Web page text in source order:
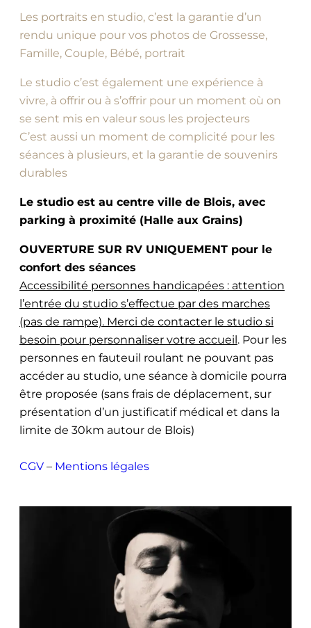
Les portraits en studio, c’est la garantie d’un
rendu unique pour vos photos de Grossesse,
Famille, Couple, Bébé, portrait
Le studio c’est également une expérience à
vivre, à offrir ou à s’offrir pour un moment où on
se sent mis en valeur sous les projecteurs
C’est aussi un moment de complicité pour les
séances à plusieurs, et la garantie de souvenirs
durables
Le studio est au centre ville de Blois, avec
parking à proximité (Halle aux Grains)
OUVERTURE SUR RV UNIQUEMENT pour le
confort des séances
Accessibilité personnes handicapées : attention
l’entrée du studio s’effectue par des marches
(pas de rampe). Merci de contacter le studio si
besoin pour personnaliser votre accueil. Pour les
personnes en fauteuil roulant ne pouvant pas
accéder au studio, une séance à domicile pourra
être proposée (sans frais de déplacement, sur
présentation d’un justificatif médical et dans la
limite de 30km autour de Blois)
CGV – Mentions légales